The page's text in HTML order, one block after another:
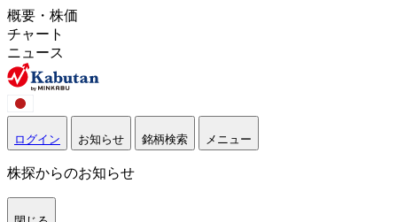
概要・株価
チャート
ニュース
ログイン お知らせ 銘柄検索 メニュー
株探からのお知らせ